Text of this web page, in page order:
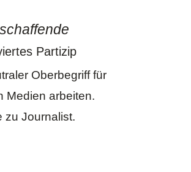
Partizip
Oberbegriff für
Medien arbeiten.
zu Journalist.